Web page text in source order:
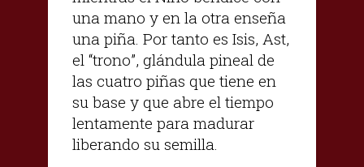
una mano y en la otra enseña
una piña. Por tanto es Isis, Ast,
el “trono”, glándula pineal de
las cuatro piñas que tiene en
su base y que abre el tiempo
lentamente para madurar
liberando su semilla.